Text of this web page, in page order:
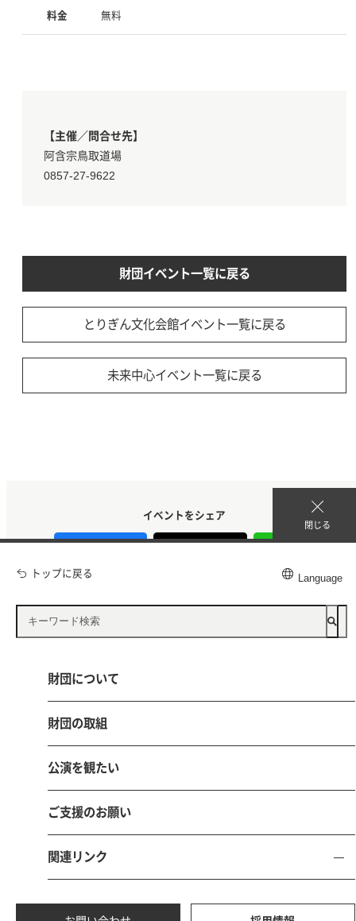
閉じる
トップに戻る Language
財団について
財団の取組
公演を観たい
ご支援のお願い
関連リンク
料金 無料
【主催／問合せ先】
阿含宗鳥取道場
0857-27-9622
財団イベント一覧に戻る
とりぎん文化会館イベント一覧に戻る
未来中心イベント一覧に戻る
イベントをシェア
電話 0857-21-8700 FAX 0857-21-8705
サイトマ
個人情報保護
サイトポリ
ソーシャルメディアポ
本サイトにおける掲載文章、写真、イラスト等の無断転載、無断使用は固くお断り